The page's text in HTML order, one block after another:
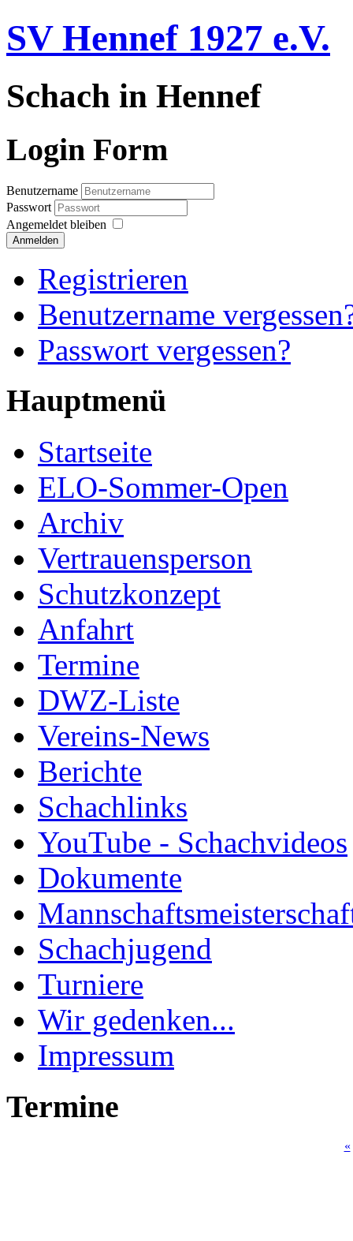
SV Hennef 1927 e.V.
Schach in Hennef
Login Form
Benutzername
Passwort
Angemeldet bleiben
Anmelden
Registrieren
Benutzername
Passwort vergessen?
Hauptmenü
Startseite
ELO-Sommer-Open
Archiv
Vertrauensperson
Schutzkonzept
Anfahrt
Termine
DWZ-Liste
Vereins-News
Berichte
Schachlinks
YouTube - Schachvideos
Dokumente
Schachjugend
Turniere
Wir gedenken...
Impressum
Termine
«